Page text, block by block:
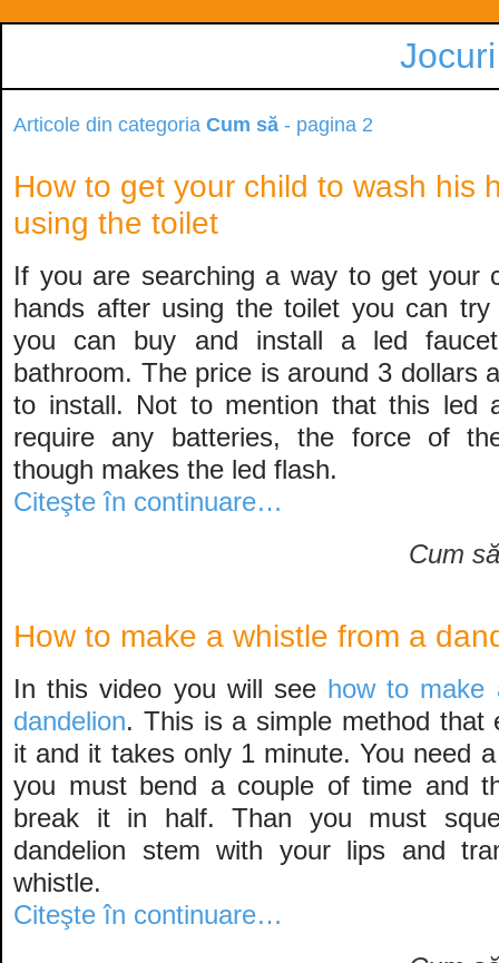
Articole din categoria Cum să - pagina 2
How to get your child to wash his
using the toilet
If you are searching a way to get your
hands after using the toilet you can
you can buy and install a led
bathroom. The price is around 3 dollars
to install. Not to mention that this led
require any batteries, the force of
though makes the led flash.
Citeşte în continuare…
Cum să
How to make a whistle from a
In this video you will see how to make
dandelion. This is a simple method that
it and it takes only 1 minute. You need
you must bend a couple of time and
break it in half. Than you must
dandelion stem with your lips and
whistle.
Citeşte în continuare…